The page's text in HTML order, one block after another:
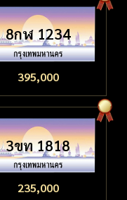
8กฬ 1234
395,000
3ขท 1818
235,000